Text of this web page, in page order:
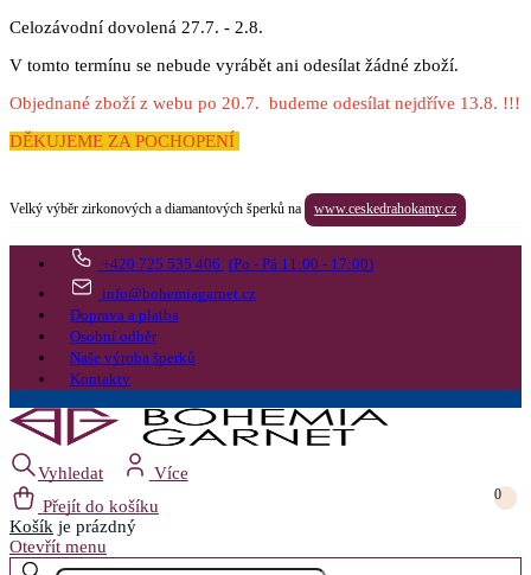
Celozávodní dovolená 27.7. - 2.8.
V tomto termínu se nebude vyrábět ani odesílat žádné zboží.
Objednané zboží z webu po 20.7. budeme odesílat nejdříve 13.8. !!!
DĚKUJEME ZA POCHOPENÍ
Velký výběr zirkonových a diamantových šperků na www.ceskedrahokamy.cz
+420 725 535 406 (Po - Pá 11:00 - 17:00)
info@bohemiagarnet.cz
Doprava a platba
Osobní odběr
Naše výroba šperků
Kontakty
Vyhledat
Více
Přejít do košíku
0
Košík je prázdný
Otevřít menu